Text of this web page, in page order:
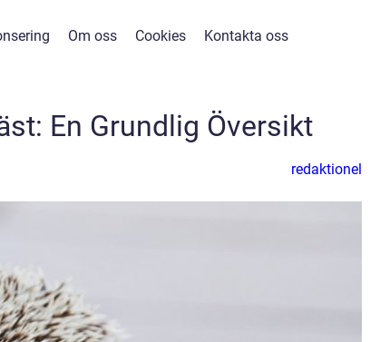
Om oss Cookies Kontakta oss
En Grundlig Översikt
redaktionel